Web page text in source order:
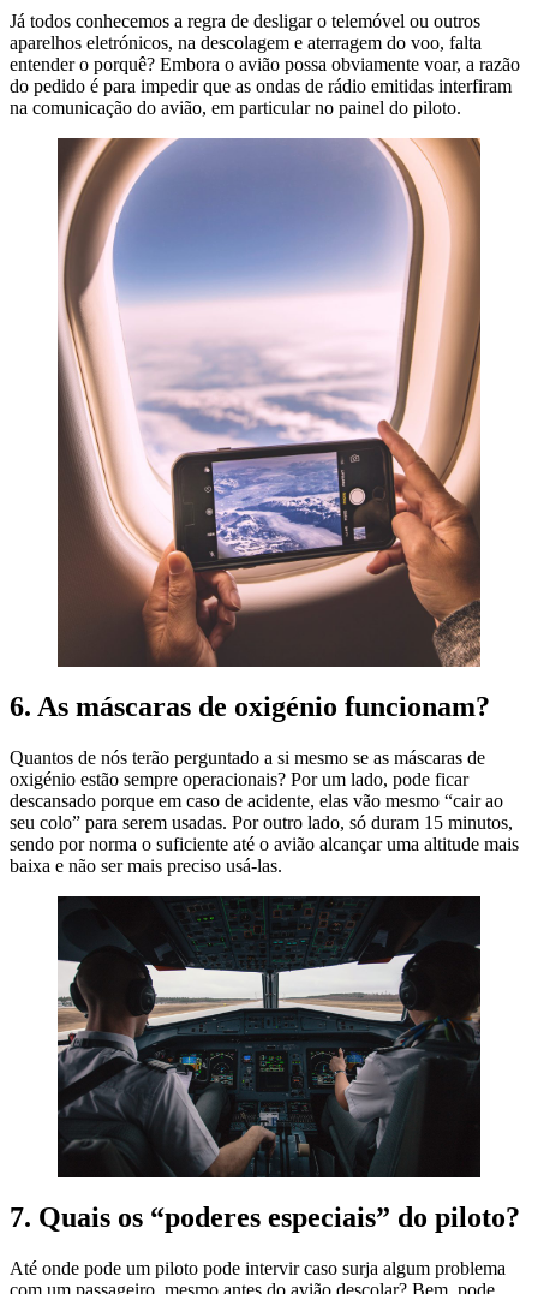
Já todos conhecemos a regra de desligar o telemóvel ou outros
aparelhos eletrónicos, na descolagem e aterragem do voo, falta
entender o porquê? Embora o avião possa obviamente voar, a razão
do pedido é para impedir que as ondas de rádio emitidas interfiram
na comunicação do avião, em particular no painel do piloto.
6. As máscaras de oxigénio funcionam?
Quantos de nós terão perguntado a si mesmo se as máscaras de
oxigénio estão sempre operacionais? Por um lado, pode ficar
descansado porque em caso de acidente, elas vão mesmo “cair ao
seu colo” para serem usadas. Por outro lado, só duram 15 minutos,
sendo por norma o suficiente até o avião alcançar uma altitude mais
baixa e não ser mais preciso usá-las.
7. Quais os “poderes especiais” do piloto?
Até onde pode um piloto pode intervir caso surja algum problema